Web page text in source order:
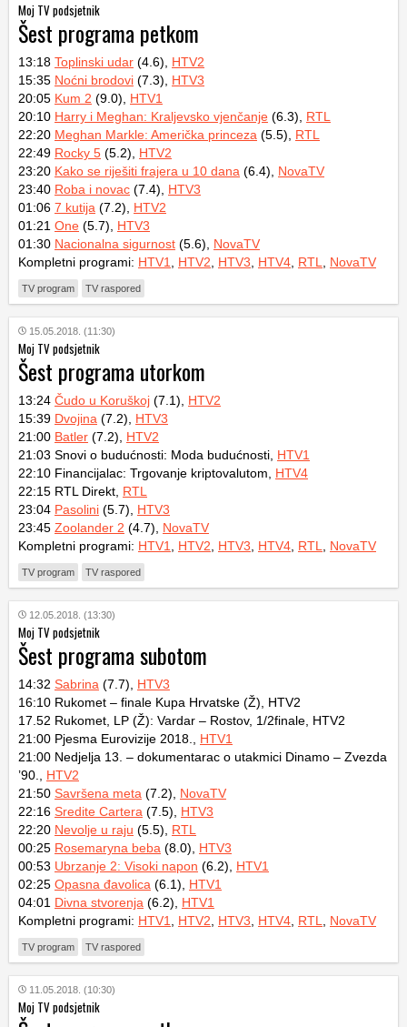
Moj TV podsjetnik
Šest programa petkom
13:18 Toplinski udar (4.6), HTV2
15:35 Noćni brodovi (7.3), HTV3
20:05 Kum 2 (9.0), HTV1
20:10 Harry i Meghan: Kraljevsko vjenčanje (6.3), RTL
22:20 Meghan Markle: Američka princeza (5.5), RTL
22:49 Rocky 5 (5.2), HTV2
23:20 Kako se riješiti frajera u 10 dana (6.4), NovaTV
23:40 Roba i novac (7.4), HTV3
01:06 7 kutija (7.2), HTV2
01:21 One (5.7), HTV3
01:30 Nacionalna sigurnost (5.6), NovaTV
Kompletni programi: HTV1 HTV2 HTV3 HTV4 RTL NovaTV
TV program TV raspored
15.05.2018. (11:30)
Moj TV podsjetnik
Šest programa utorkom
13:24 Čudo u Koruškoj (7.1), HTV2
15:39 Dvojina (7.2), HTV3
21:00 Batler (7.2), HTV2
21:03 Snovi o budućnosti: Moda budućnosti, HTV1
22:10 Financijalac: Trgovanje kriptovalutom, HTV4
22:15 RTL Direkt, RTL
23:04 Pasolini (5.7), HTV3
23:45 Zoolander 2 (4.7), NovaTV
Kompletni programi: HTV1 HTV2 HTV3 HTV4 RTL NovaTV
TV program TV raspored
12.05.2018. (13:30)
Moj TV podsjetnik
Šest programa subotom
14:32 Sabrina (7.7), HTV3
16:10 Rukomet – finale Kupa Hrvatske (Ž), HTV2
17.52 Rukomet, LP (Ž): Vardar – Rostov, 1/2finale, HTV2
21:00 Pjesma Eurovizije 2018., HTV1
21:00 Nedjelja 13. – dokumentarac o utakmici Dinamo – Zvezda
’90., HTV2
21:50 Savršena meta (7.2), NovaTV
22:16 Sredite Cartera (7.5), HTV3
22:20 Nevolje u raju (5.5), RTL
00:25 Rosemaryna beba (8.0), HTV3
00:53 Ubrzanje 2: Visoki napon (6.2), HTV1
02:25 Opasna đavolica (6.1), HTV1
04:01 Divna stvorenja (6.2), HTV1
Kompletni programi: HTV1 HTV2 HTV3 HTV4 RTL NovaTV
TV program TV raspored
11.05.2018. (10:30)
Moj TV podsjetnik